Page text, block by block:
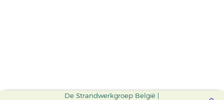
De Strandwerkgroep België |